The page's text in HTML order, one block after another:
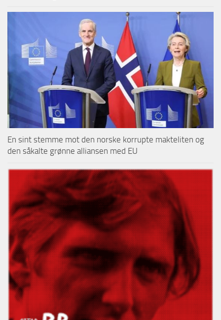
En sint stemme mot den norske korrupte makteliten og
den såkalte grønne alliansen med EU